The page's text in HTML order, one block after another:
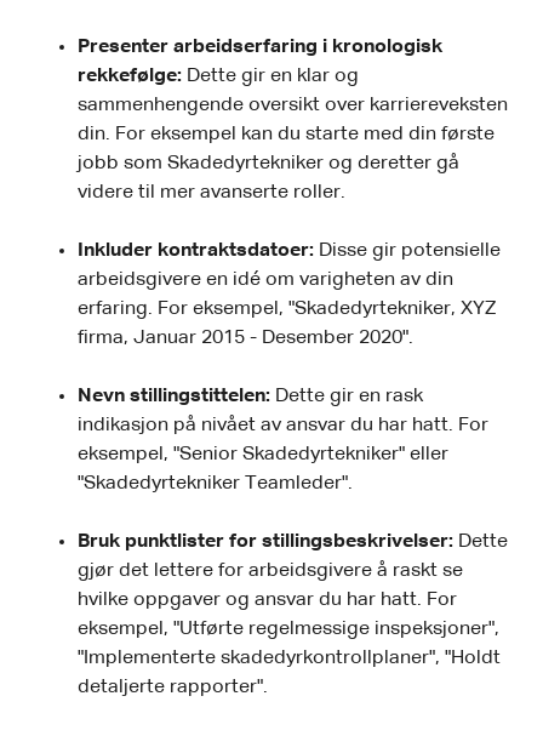
Presenter arbeidserfaring i kronologisk
rekkefølge: Dette gir en klar og
sammenhengende oversikt over karriereveksten
din. For eksempel kan du starte med din første
jobb som Skadedyrtekniker og deretter gå
videre til mer avanserte roller.
Inkluder kontraktsdatoer: Disse gir potensielle
arbeidsgivere en idé om varigheten av din
erfaring. For eksempel, "Skadedyrtekniker, XYZ
firma, Januar 2015 - Desember 2020".
Nevn stillingstittelen: Dette gir en rask
indikasjon på nivået av ansvar du har hatt. For
eksempel, "Senior Skadedyrtekniker" eller
"Skadedyrtekniker Teamleder".
Bruk punktlister for stillingsbeskrivelser: Dette
gjør det lettere for arbeidsgivere å raskt se
hvilke oppgaver og ansvar du har hatt. For
eksempel, "Utførte regelmessige inspeksjoner",
"Implementerte skadedyrkontrollplaner", "Holdt
detaljerte rapporter".